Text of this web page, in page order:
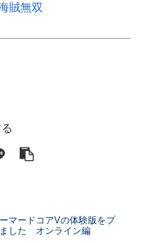
賊無双
マードコアVの体験版をプ
した オンライン編